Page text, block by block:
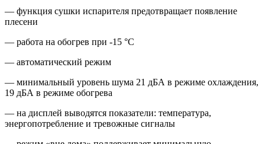
— функция сушки испарителя предотвращает появление
плесени
— работа на обогрев при -15 °С
— автоматический режим
— минимальный уровень шума 21 дБА в режиме охлаждения,
19 дБА в режиме обогрева
— на дисплей выводятся показатели: температура,
энергопотребление и тревожные сигналы